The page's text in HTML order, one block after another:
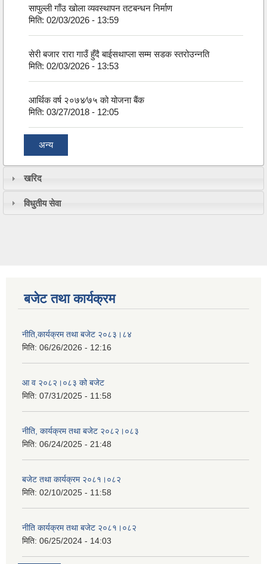
सापुल्ली गाँउ खोला व्यवस्थापन तटबन्धन निर्माण
मिति: 02/03/2026 - 13:59
सेरी बजार रारा गाउँ हुँदै बाईसथाप्ला सम्म सडक स्तरोउन्नति
मिति: 02/03/2026 - 13:53
आर्थिक वर्ष २०७४⁄७५ को योजना बैंक
मिति: 03/27/2018 - 12:05
अन्य
खरिद
विधुतीय सेवा
बजेट तथा कार्यक्रम
नीति,कार्यक्रम तथा बजेट २०८३।८४
मिति: 06/26/2026 - 12:16
आ व २०८२।०८३ को बजेट
मिति: 07/31/2025 - 11:58
नीति, कार्यक्रम तथा बजेट २०८२।०८३
मिति: 06/24/2025 - 21:48
बजेट तथा कार्यक्रम २०८१।०८२
मिति: 02/10/2025 - 11:58
नीति कार्यक्रम तथा बजेट २०८१।०८२
मिति: 06/25/2024 - 14:03